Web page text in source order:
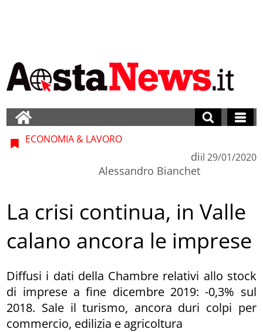
ECONOMIA & LAVORO
di
Alessandro Bianchet
il 29/01/2020
La crisi continua, in Valle
calano ancora le imprese
Diffusi i dati della Chambre relativi allo stock
di imprese a fine dicembre 2019: -0,3% sul
2018. Sale il turismo, ancora duri colpi per
commercio, edilizia e agricoltura